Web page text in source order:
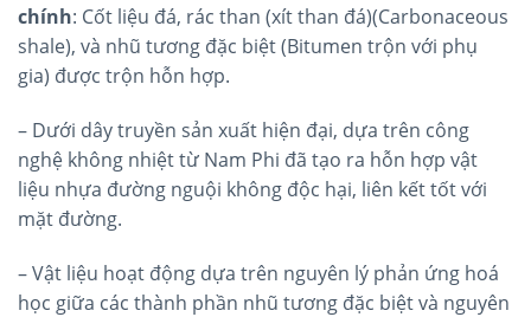
chính: Cốt liệu đá, rác than (xít than đá)(Carbonaceous
shale), và nhũ tương đặc biệt (Bitumen trộn với phụ
gia) được trộn hỗn hợp.
– Dưới dây truyền sản xuất hiện đại, dựa trên công
nghệ không nhiệt từ Nam Phi đã tạo ra hỗn hợp vật
liệu nhựa đường nguội không độc hại, liên kết tốt với
mặt đường.
– Vật liệu hoạt động dựa trên nguyên lý phản ứng hoá
học giữa các thành phần nhũ tương đặc biệt và nguyên